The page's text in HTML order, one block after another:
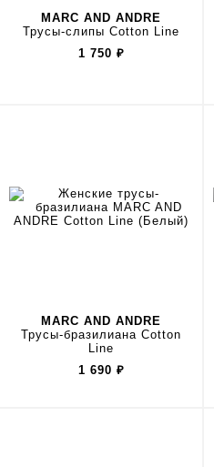
MARC AND ANDRE
Трусы-слипы Cotton Line
1 750 ₽
MARC AND ANDRE
Трусы-бразилиана Cotton
Line
1 690 ₽